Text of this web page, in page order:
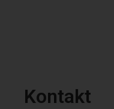
Kontakt